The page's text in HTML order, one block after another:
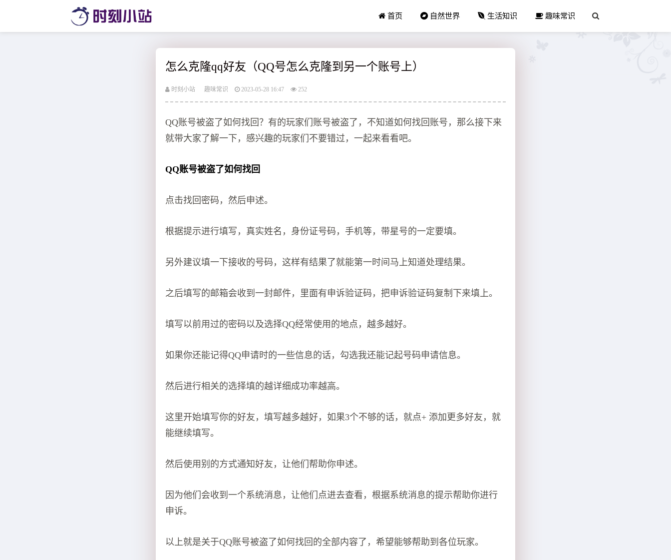
首页 自然世界 生活知识 趣味常识
怎么克隆qq好友（QQ号怎么克隆到另一个账号上）
时刻小站 趣味常识 2023-05-28 16:47 252
QQ账号被盗了如何找回？有的玩家们账号被盗了，不知道如何找回账号，那么接下来
就带大家了解一下，感兴趣的玩家们不要错过，一起来看看吧。
QQ账号被盗了如何找回
点击找回密码，然后申述。
根据提示进行填写，真实姓名，身份证号码，手机等，带星号的一定要填。
另外建议填一下接收的号码，这样有结果了就能第一时间马上知道处理结果。
之后填写的邮箱会收到一封邮件，里面有申诉验证码，把申诉验证码复制下来填上。
填写以前用过的密码以及选择QQ经常使用的地点，越多越好。
如果你还能记得QQ申请时的一些信息的话，勾选我还能记起号码申请信息。
然后进行相关的选择填的越详细成功率越高。
这里开始填写你的好友，填写越多越好，如果3个不够的话，就点+ 添加更多好友，就
能继续填写。
然后使用别的方式通知好友，让他们帮助你申述。
因为他们会收到一个系统消息，让他们点进去查看，根据系统消息的提示帮助你进行
申诉。
以上就是关于QQ账号被盗了如何找回的全部内容了，希望能够帮助到各位玩家。